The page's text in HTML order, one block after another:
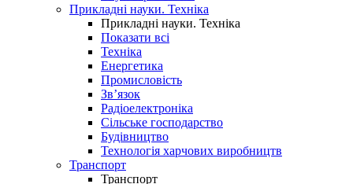
Прикладні науки. Техніка
Прикладні науки. Техніка
Показати всі
Техніка
Енергетика
Промисловість
Зв’язок
Радіоелектроніка
Сільське господарство
Будівництво
Технологія харчових виробництв
Транспорт
Транспорт